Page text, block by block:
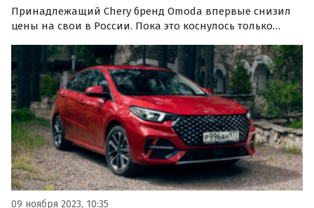
Принадлежащий Chery бренд Omoda впервые снизил
цены на свои в России. Пока это коснулось только
числах ноября подешевели на 70-80 тысяч рублей,
сообщает портал «Автоновости дня».
09 ноября 2023, 10:35